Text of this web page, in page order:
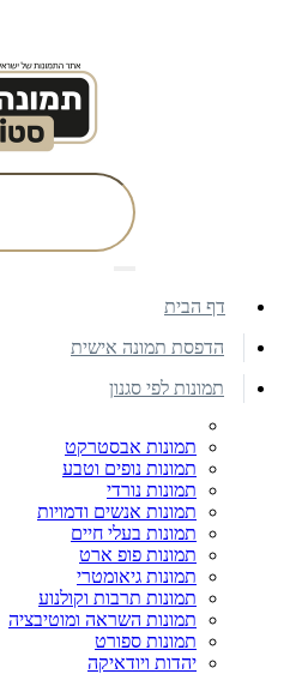
דף הבית
הדפסת תמונה אישית
תמונות לפי סגנון
תמונות אבסטרקט
תמונות נופים וטבע
תמונות נורדי
תמונות אנשים ודמויות
תמונות בעלי חיים
תמונות פופ ארט
תמונות גיאומטרי
תמונות תרבות וקולנוע
תמונות השראה ומוטיבציה
תמונות ספורט
יהדות ויודאיקה